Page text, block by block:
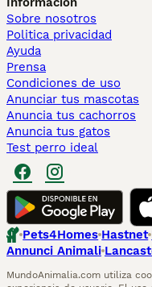
Sobre nosotros
Politica privacidad
Ayuda
Prensa
Condiciones de uso
Anunciar tus mascotas
Anuncia tus cachorros
Anuncia tus gatos
Test perro ideal
Pets4Homes Hastnet
Annunci Animali
MundoAnimalia.com utiliza